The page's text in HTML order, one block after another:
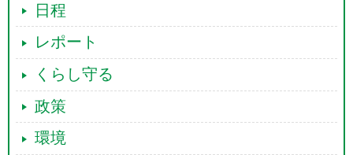
日程
レポート
くらし守る
政策
環境